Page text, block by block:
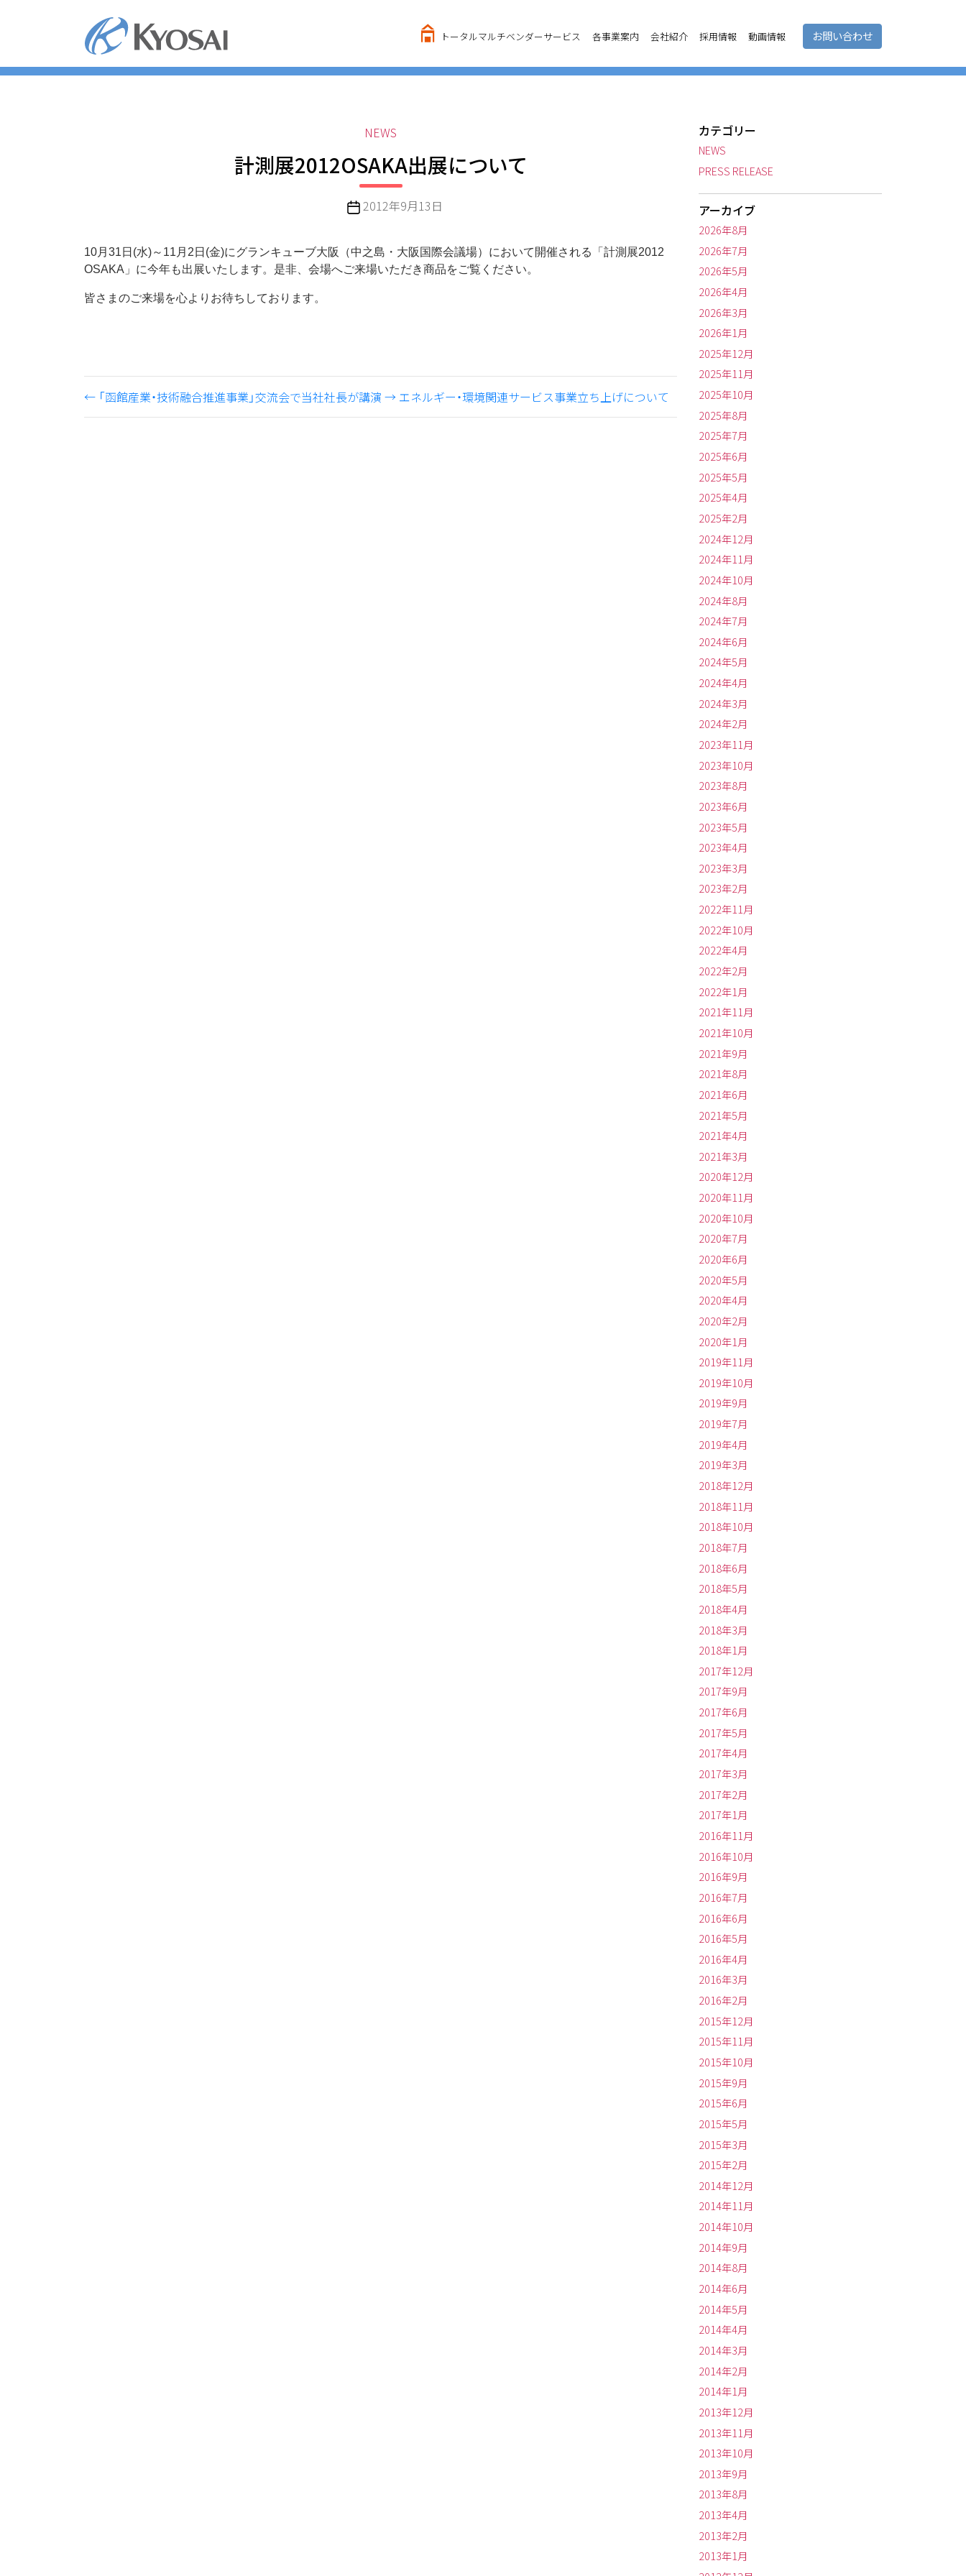
ツ
トータルマルチベンダーサービス 各事業案内 会社紹介 採用情報 動画情報 お問い合わせ
カ
ゴ
リ
ー
NEWS
計測展2012OSAKA出展について
投 2012年9月13日
10月31日(水)～11月2日(金)にグランキューブ大阪（中之島・大阪国際会議場）において開催される「計測展2012
OSAKA」に今年も出展いたします。是非、会場へご来場いただき商品をご覧ください。
皆さまのご来場を心よりお待ちしております。
← 「函館産業・技術融合推進事業」交流会で当社社長が講演 → エネルギー・環境関連サービス事業立ち上げについて
カテゴリー
NEWS
PRESS RELEASE
アーカイブ
2026年8月
2026年7月
2026年5月
2026年4月
2026年3月
2026年1月
2025年12月
2025年11月
2025年10月
2025年8月
2025年7月
2025年6月
2025年5月
2025年4月
2025年2月
2024年12月
2024年11月
2024年10月
2024年8月
2024年7月
2024年6月
2024年5月
2024年4月
2024年3月
2024年2月
2023年11月
2023年10月
2023年8月
2023年6月
2023年5月
2023年4月
2023年3月
2023年2月
2022年11月
2022年10月
2022年4月
2022年2月
2022年1月
2021年11月
2021年10月
2021年9月
2021年8月
2021年6月
2021年5月
2021年4月
2021年3月
2020年12月
2020年11月
2020年10月
2020年7月
2020年6月
2020年5月
2020年4月
2020年2月
2020年1月
2019年11月
2019年10月
2019年9月
2019年7月
2019年4月
2019年3月
2018年12月
2018年11月
2018年10月
2018年7月
2018年6月
2018年5月
2018年4月
2018年3月
2018年1月
2017年12月
2017年9月
2017年6月
2017年5月
2017年4月
2017年3月
2017年2月
2017年1月
2016年11月
2016年10月
2016年9月
2016年7月
2016年6月
2016年5月
2016年4月
2016年3月
2016年2月
2015年12月
2015年11月
2015年10月
2015年9月
2015年6月
2015年5月
2015年3月
2015年2月
2014年12月
2014年11月
2014年10月
2014年9月
2014年8月
2014年6月
2014年5月
2014年4月
2014年3月
2014年2月
2014年1月
2013年12月
2013年11月
2013年10月
2013年9月
2013年8月
2013年4月
2013年2月
2013年1月